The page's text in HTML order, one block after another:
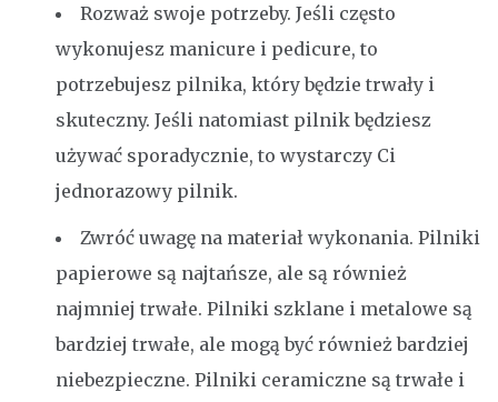
Rozważ swoje potrzeby. Jeśli często
wykonujesz manicure i pedicure, to
potrzebujesz pilnika, który będzie trwały i
skuteczny. Jeśli natomiast pilnik będziesz
używać sporadycznie, to wystarczy Ci
jednorazowy pilnik.
Zwróć uwagę na materiał wykonania. Pilniki
papierowe są najtańsze, ale są również
najmniej trwałe. Pilniki szklane i metalowe są
bardziej trwałe, ale mogą być również bardziej
niebezpieczne. Pilniki ceramiczne są trwałe i